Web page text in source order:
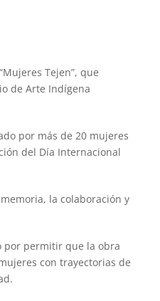
Tejen”, que
de Arte Indígena
por más de 20 mujeres
del Día Internacional
la colaboración y
por permitir que la obra
con trayectorias de